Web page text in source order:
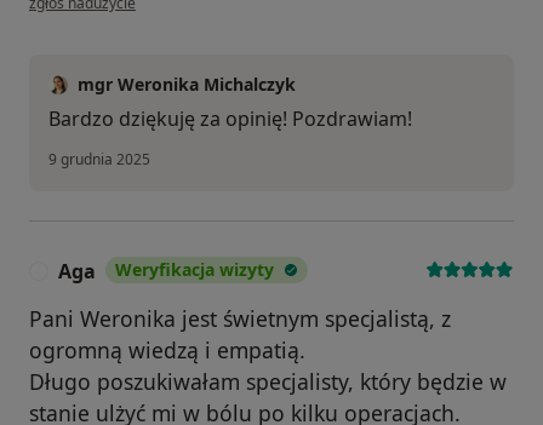
mgr Weronika Michalczyk
Bardzo dziękuję za opinię! Pozdrawiam!
9 grudnia 2025
Aga Weryfikacja wizyty
Pani Weronika jest świetnym specjalistą, z
ogromną wiedzą i empatią.
Długo poszukiwałam specjalisty, który będzie w
stanie ulżyć mi w bólu po kilku operacjach.